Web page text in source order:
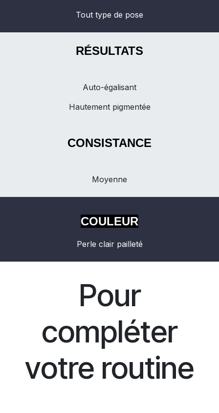
Tout type de pose
RÉSULTATS
Auto-égalisant
Hautement pigmentée
CONSISTANCE
Moyenne
COULEUR
Perle clair pailleté
Pour
compléter
votre routine